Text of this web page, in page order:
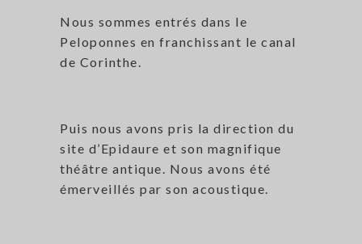
Nous sommes entrés dans le
Peloponnes en franchissant le canal
de Corinthe.
Puis nous avons pris la direction du
site d’Epidaure et son magnifique
théâtre antique. Nous avons été
émerveillés par son acoustique.